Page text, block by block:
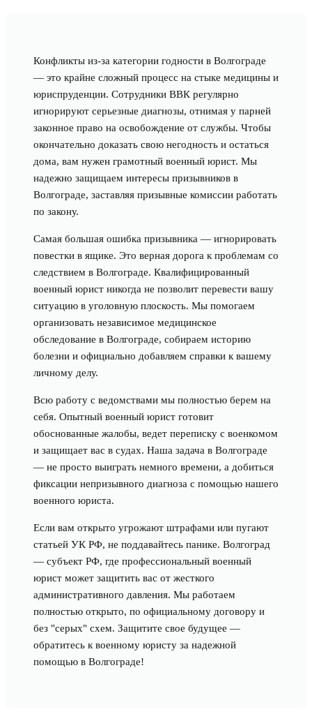
Конфликты из-за категории годности в Волгограде
— это крайне сложный процесс на стыке медицины и
юриспруденции. Сотрудники ВВК регулярно
игнорируют серьезные диагнозы, отнимая у парней
законное право на освобождение от службы. Чтобы
окончательно доказать свою негодность и остаться
дома, вам нужен грамотный военный юрист. Мы
надежно защищаем интересы призывников в
Волгограде, заставляя призывные комиссии работать
по закону.
Самая большая ошибка призывника — игнорировать
повестки в ящике. Это верная дорога к проблемам со
следствием в Волгограде. Квалифицированный
военный юрист никогда не позволит перевести вашу
ситуацию в уголовную плоскость. Мы помогаем
организовать независимое медицинское
обследование в Волгограде, собираем историю
болезни и официально добавляем справки к вашему
личному делу.
Всю работу с ведомствами мы полностью берем на
себя. Опытный военный юрист готовит
обоснованные жалобы, ведет переписку с военкомом
и защищает вас в судах. Наша задача в Волгограде
— не просто выиграть немного времени, а добиться
фиксации непризывного диагноза с помощью нашего
военного юриста.
Если вам открыто угрожают штрафами или пугают
статьей УК РФ, не поддавайтесь панике. Волгоград
— субъект РФ, где профессиональный военный
юрист может защитить вас от жесткого
административного давления. Мы работаем
полностью открыто, по официальному договору и
без "серых" схем. Защитите свое будущее —
обратитесь к военному юристу за надежной
помощью в Волгограде!